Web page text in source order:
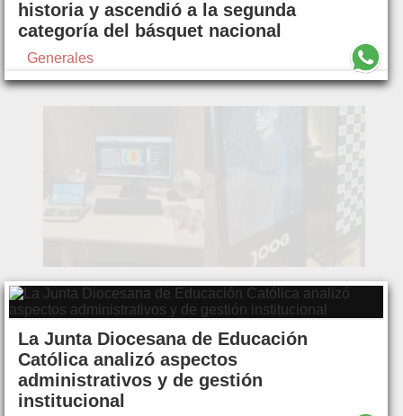
historia y ascendió a la segunda
categoría del básquet nacional
Generales
La Junta Diocesana de Educación
Católica analizó aspectos
administrativos y de gestión
institucional